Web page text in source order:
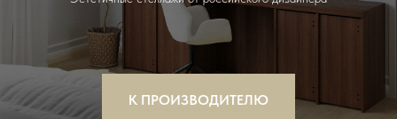
К ПРОИЗВОДИТЕЛЮ